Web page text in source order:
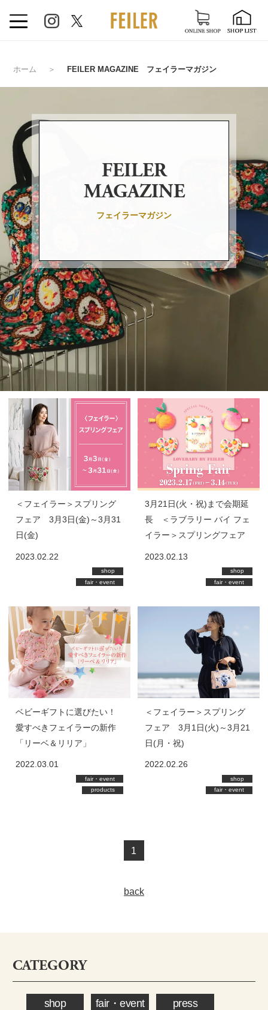
ホーム ＞ FEILER MAGAZINE フェイラーマガジン
FEILER
MAGAZINE
フェイラーマガジン
＜フェイラー＞スプリング
フェア 3月3日(金)～3月31
日(金)
2023.02.22
shop
fair・event
3月21日(火・祝)まで会期延
長 ＜ラブラリー バイ フェ
イラー＞スプリングフェア
2023.02.13
shop
fair・event
ベビーギフトに選びたい！
愛すべきフェイラーの新作
「リーベ＆リリア」
2022.03.01
fair・event
products
＜フェイラー＞スプリング
フェア 3月1日(火)～3月21
日(月・祝)
2022.02.26
shop
fair・event
1
back
CATEGORY
shop fair・event press